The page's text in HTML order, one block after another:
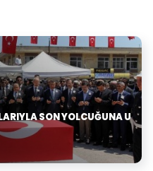
SON YOLCUĞUNA U